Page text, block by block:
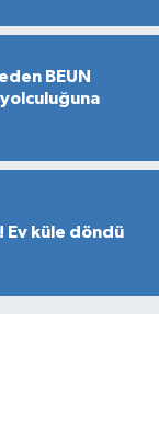
BEUN
Ev küle döndü